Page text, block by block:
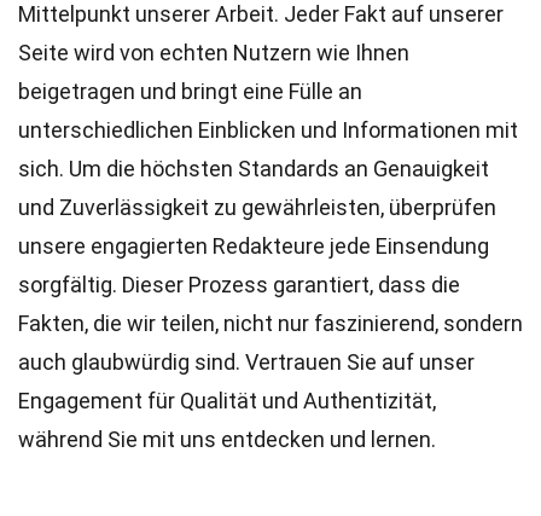
Mittelpunkt unserer Arbeit. Jeder Fakt auf unserer
Seite wird von echten Nutzern wie Ihnen
beigetragen und bringt eine Fülle an
unterschiedlichen Einblicken und Informationen mit
sich. Um die höchsten Standards an Genauigkeit
und Zuverlässigkeit zu gewährleisten, überprüfen
unsere engagierten Redakteure jede Einsendung
sorgfältig. Dieser Prozess garantiert, dass die
Fakten, die wir teilen, nicht nur faszinierend, sondern
auch glaubwürdig sind. Vertrauen Sie auf unser
Engagement für Qualität und Authentizität,
während Sie mit uns entdecken und lernen.